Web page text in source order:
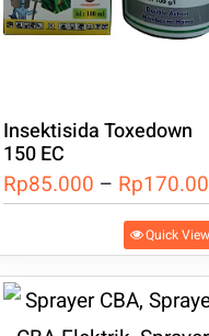
Insektisida Toxedown
150 EC
Rp85.000 – Rp
ini
memiliki
Quick View